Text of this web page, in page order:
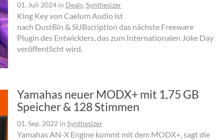
01. Juli 2024in Deals, Synthesizer
King Key von Caelum Audio ist
nach DustBin & SUBscription das nächste Freeware
Plugin des Entwicklers, das zum Internationalen Joke Day
veröffentlicht wird.
Yamahas neuer MODX+ mit 1,75 GB
Speicher & 128 Stimmen
01. Sep. 2022 in Synthesizer
Yamahas AN-X Engine kommt mit dem MODX+, sagt die